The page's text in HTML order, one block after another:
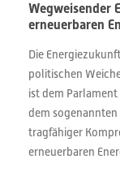
Wegweisender
erneuerbaren
Die
politischen
ist dem
dem
tragfähiger
erneuerbaren